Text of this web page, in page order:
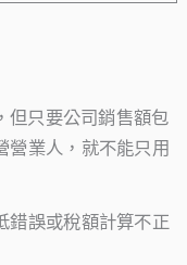
但只要公司銷售額包
營業人，就不能只用
錯誤或稅額計算不正